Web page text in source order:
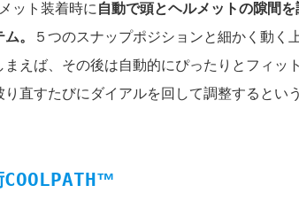
ット装着時に 自動で頭とヘルメットの隙間
。
５つのスナップポジションと細かく動く
えば、その後は自動的にぴったりとフィッ
り直すたびにダイアルを回して調整するとい
™️